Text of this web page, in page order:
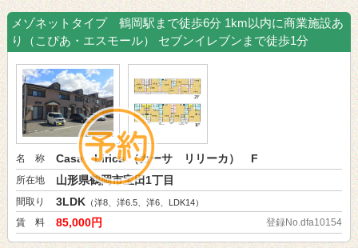
メゾネットタイプ 鶴岡駅まで徒歩6分 1km以内に商業施設あ
り（こぴあ・エスモール） セブンイレブンまで徒歩1分
名 称 Casa Lirica （カーサ リリーカ） F
所在地 山形県鶴岡市宝田1丁目
間取り 3LDK （洋8、洋6.5、洋6、LDK14）
賃 料 85,000円 登録No.dfa10154